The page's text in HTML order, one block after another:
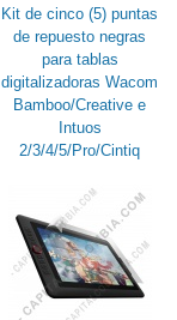
Kit de cinco (5) puntas
de repuesto negras
para tablas
digitalizadoras Wacom
Bamboo/Creative e
Intuos
2/3/4/5/Pro/Cintiq